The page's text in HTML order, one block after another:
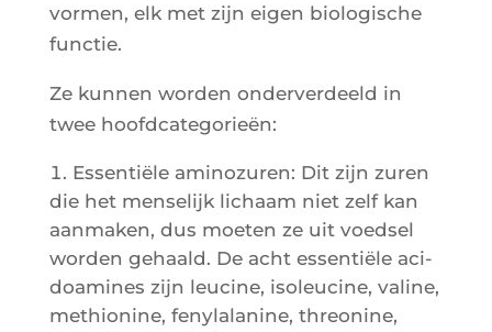
vor­men, elk met zijn eigen bio­lo­gische
functie.
Ze kun­nen wor­den onder­ver­deeld in
twee hoofdcategorieën:
Essen­tiële ami­no­zu­ren: Dit zijn zuren
die het men­se­lijk lichaam niet zelf kan
aan­ma­ken, dus moe­ten ze uit voed­sel
wor­den gehaald. De acht essen­tiële aci­
doa­mines zijn leu­cine, iso­leu­cine, valine,
methio­nine, feny­la­la­nine, threo­nine,